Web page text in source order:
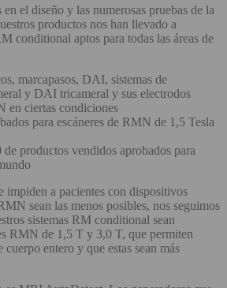
el diseño y las numerosas pruebas de la
productos nos han llevado a
conditional aptos para todas las áreas de
marcapasos, DAI, sistemas de
y DAI tricameral y sus electrodos
en ciertas condiciones
para escáneres de RMN de 1,5 Tesla
productos vendidos aprobados para
impiden a pacientes con dispositivos
sean las menos posibles, nos seguimos
sistemas RM conditional sean
RMN de 1,5 T y 3,0 T, que permiten
entero y que estas sean más